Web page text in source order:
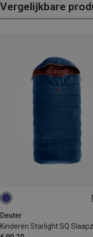
Vergelijkbare
Deuter
Kinderen Starlight SQ
130-170CM | LEFT